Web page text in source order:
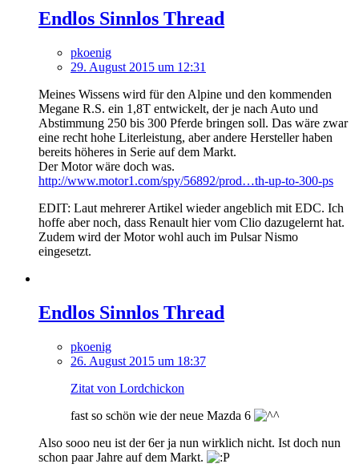
Endlos Sinnlos Thread
pkoenig
29. August 2015 um 12:31
Meines Wissens wird für den Alpine und den kommenden
Megane R.S. ein 1,8T entwickelt, der je nach Auto und
Abstimmung 250 bis 300 Pferde bringen soll. Das wäre zwar
eine recht hohe Literleistung, aber andere Hersteller haben
bereits höheres in Serie auf dem Markt.
Der Motor wäre doch was.
http://www.motor1.com/spy/56892/prod…th-up-to-300-ps
EDIT: Laut mehrerer Artikel wieder angeblich mit EDC. Ich
hoffe aber noch, dass Renault hier vom Clio dazugelernt hat.
Zudem wird der Motor wohl auch im Pulsar Nismo
eingesetzt.
Endlos Sinnlos Thread
pkoenig
26. August 2015 um 18:37
Zitat von Lordchickon
fast so schön wie der neue Mazda 6
Also sooo neu ist der 6er ja nun wirklich nicht. Ist doch nun
schon paar Jahre auf dem Markt.